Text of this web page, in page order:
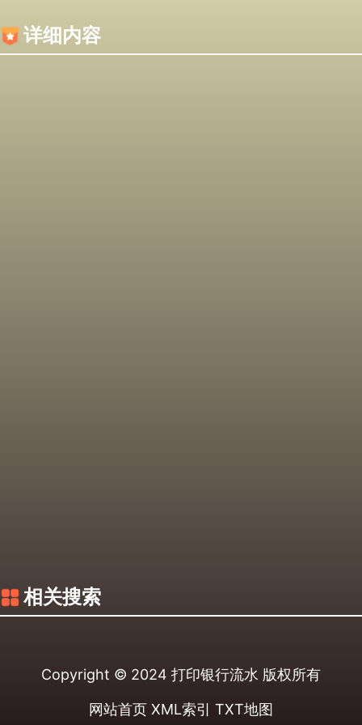
详细内容
相关搜索
Copyright © 2024 打印银行流水 版权所有
网站首页 XML索引 TXT地图